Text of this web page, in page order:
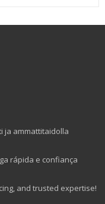
ja ammattitaidolla
rápida e confiança
and trusted expertise!